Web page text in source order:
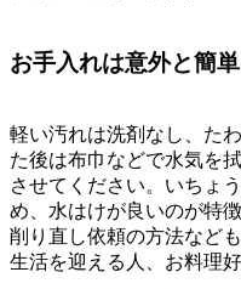
お手入れは意外と簡単
軽い汚れは洗剤なし、た
た後は布巾などで水気を
させてください。いちょ
め、水はけが良いのが特徴
削り直し依頼の方法など
生活を迎える人、お料理